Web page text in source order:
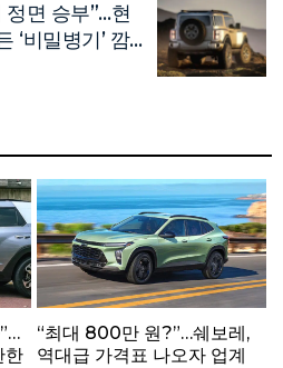
정면 승부”…현
‘비밀병기’ 깜
한
“최대 800만 원?”…쉐보레,
역대급 가격표 나오자 업계